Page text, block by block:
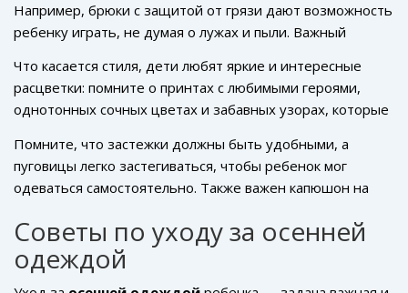
этими вызовами.
Например, брюки с защитой от грязи дают возможность
ребенку играть, не думая о лужах и пыли. Важный
боится луж. В дождливые дни резиновые сапоги с
плотными носками — идеальный вариант.
Что касается стиля, дети любят яркие и интересные
расцветки: помните о принтах с любимыми героями,
однотонных сочных цветах и забавных узорах, которые
возможность носить кардиганы, которые легко
расстегиваются. Это удобно и модно!
Помните, что застежки должны быть удобными, а
пуговицы легко застегиваться, чтобы ребенок мог
одеваться самостоятельно. Также важен капюшон на
можно было спрятаться от внезапного дождя.
Советы по уходу за осенней
одеждой